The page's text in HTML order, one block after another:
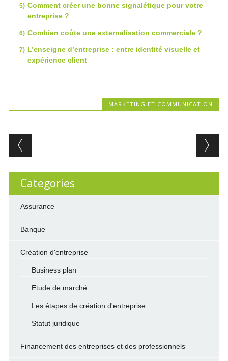
Comment créer une bonne signalétique pour votre
entreprise ?
Combien coûte une externalisation commerciale ?
L’enseigne d’entreprise : entre identité visuelle et
expérience client
MARKETING ET COMMUNICATION
Post navigation
Categories
Assurance
Banque
Création d'entreprise
Business plan
Etude de marché
Les étapes de création d'entreprise
Statut juridique
Financement des entreprises et des professionnels